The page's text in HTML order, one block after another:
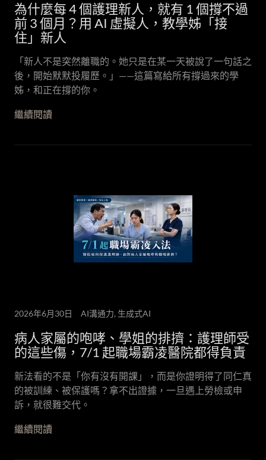
為什麼每 4 個護理新人，就有 1 個撐不過
前 3 個月？用 AI 虛擬人，教學姊「接
住」新人
「新人不是突然離職的。她只是在某一天被說了一句話之
後，開始默默投履歷。」——這篇寫給所有撐過來的學
姊，和正在撐的你。
繼續閱讀
2026年6月30日 AI溝通力, 生成式AI
病人家屬的咆哮、學姐的排擠：護理師受
的這些傷，7/1 起職場霸凌醫院都得負責
新法看的不是「你有沒有開課」，而是你證明得了同仁真
的被訓練、被保護嗎？拿不出證據，一旦遇上勞檢或申
訴，就很難交代。
繼續閱讀